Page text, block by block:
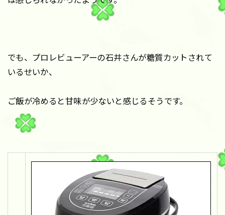
でも、プロレビューアーの石井さんが糖質カットされて
いるせいか、
ご飯が冷めると甘味が少ないと感じるそうです。